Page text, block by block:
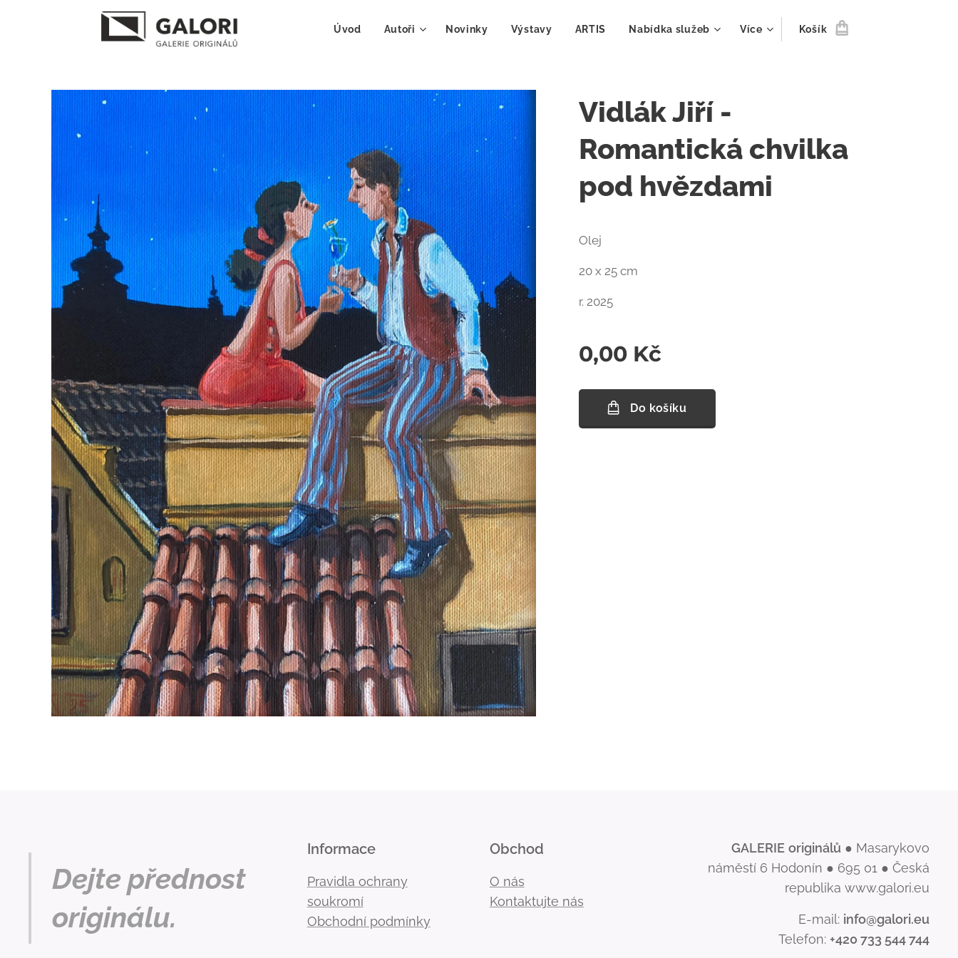
Úvod Autoři Novinky Výstavy ARTIS Nabídka služeb Více Košík
Vidlák Jiří -
Romantická chvilka
pod hvězdami
Olej
20 x 25 cm
r. 2025
0,00 Kč
Do košíku
Dejte přednost
originálu.
Informace
Pravidla ochrany
soukromí
Obchodní podmínky
Obchod
O nás
Kontaktujte nás
GALERIE originálů ● Masarykovo
náměstí 6 Hodonín ● 695 01 ● Česká
republika www.galori.eu
E-mail: info@galori.eu
Telefon: +420 733 544 744